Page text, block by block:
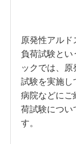
原発性アルド
負荷試験とい
ックでは、
試験を実施し
病院などにご
荷試験につい
す。